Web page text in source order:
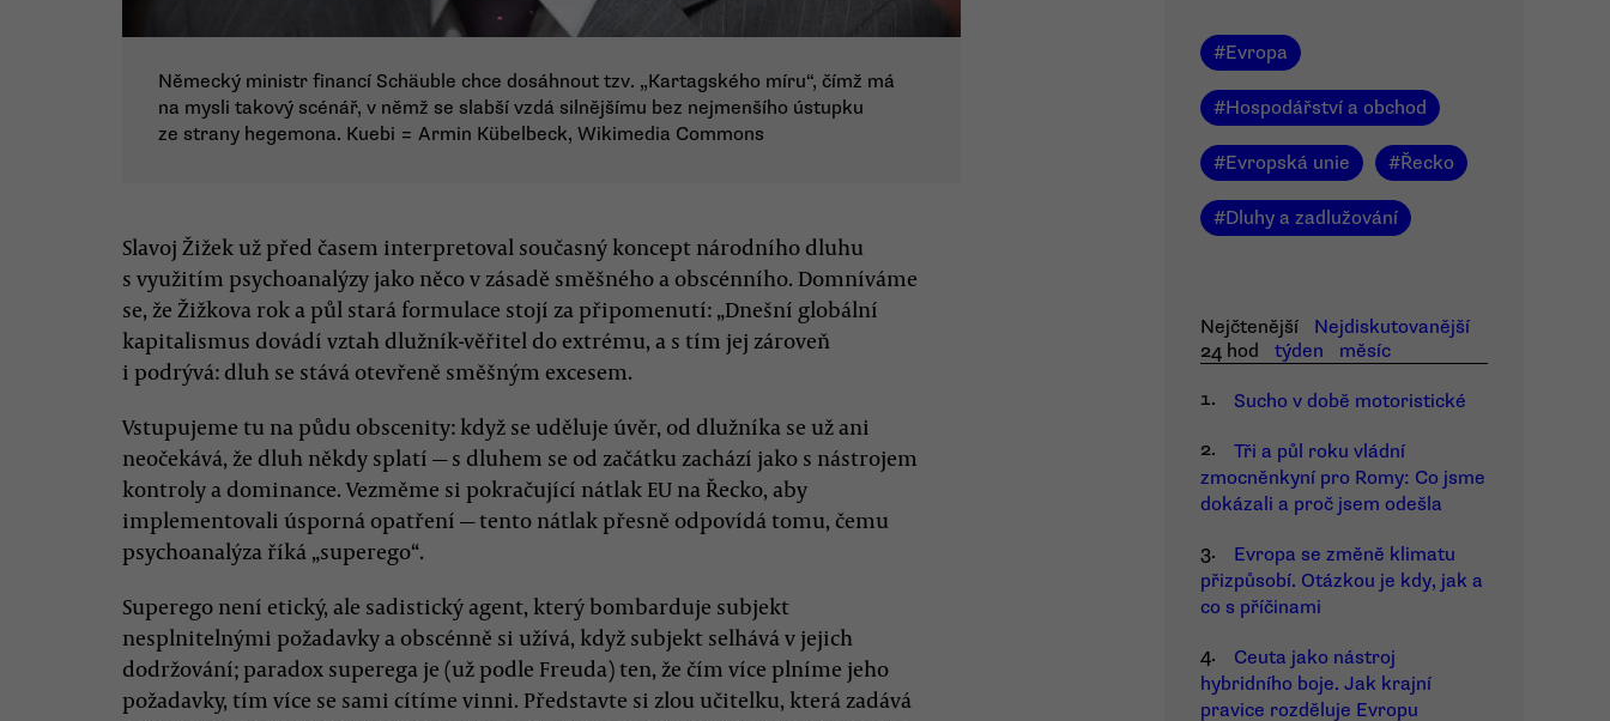
Německý ministr financí Schäuble chce dosáhnout tzv. „Kartagského míru“, čímž má
na mysli takový scénář, v němž se slabší vzdá silnějšímu bez nejmenšího ústupku
ze strany hegemona. Kuebi = Armin Kübelbeck, Wikimedia Commons
Slavoj Žižek už před časem interpretoval současný koncept národního dluhu
s využitím psychoanalýzy jako něco v zásadě směšného a obscénního. Domníváme
se, že Žižkova rok a půl stará formulace stojí za připomenutí: „Dnešní globální
kapitalismus dovádí vztah dlužník-věřitel do extrému, a s tím jej zároveň
i podrývá: dluh se stává otevřeně směšným excesem.
Vstupujeme tu na půdu obscenity: když se uděluje úvěr, od dlužníka se už ani
neočekává, že dluh někdy splatí — s dluhem se od začátku zachází jako s nástrojem
kontroly a dominance. Vezměme si pokračující nátlak EU na Řecko, aby
implementovali úsporná opatření — tento nátlak přesně odpovídá tomu, čemu
psychoanalýza říká „superego“.
Superego není etický, ale sadistický agent, který bombarduje subjekt
nesplnitelnými požadavky a obscénně si užívá, když subjekt selhává v jejich
dodržování; paradox superega je (už podle Freuda) ten, že čím více plníme jeho
požadavky, tím více se sami cítíme vinni. Představte si zlou učitelku, která zadává
#Evropa
#Hospodářství a obchod
#Evropská unie #Řecko
#Dluhy a zadlužování
Nejčtenější
Nejdiskutovanější
24 hod
týden
měsíc
1.
Sucho v době motoristické
2.
Tři a půl roku vládní
zmocněnkyní pro Romy: Co jsme
dokázali a proč jsem odešla
3.
Evropa se změně klimatu
přizpůsobí. Otázkou je kdy, jak a
co s příčinami
4.
Ceuta jako nástroj
hybridního boje. Jak krajní
pravice rozděluje Evropu